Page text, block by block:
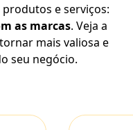
e serviços:
as marcas. Veja a
mais valiosa e
seu negócio.